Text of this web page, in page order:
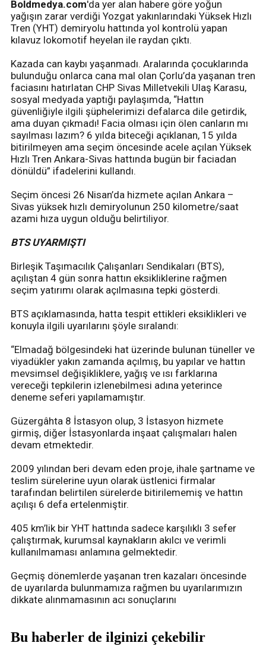
Boldmedya.com'da yer alan habere göre yoğun
yağışın zarar verdiği Yozgat yakınlarındaki Yüksek Hızlı
Tren (YHT) demiryolu hattında yol kontrolü yapan
kılavuz lokomotif heyelan ile raydan çıktı.
Kazada can kaybı yaşanmadı. Aralarında çocuklarında
bulunduğu onlarca cana mal olan Çorlu’da yaşanan tren
faciasını hatırlatan CHP Sivas Milletvekili Ulaş Karasu,
sosyal medyada yaptığı paylaşımda, “Hattın
güvenliğiyle ilgili şüphelerimizi defalarca dile getirdik,
ama duyan çıkmadı! Facia olması için ölen canların mı
sayılması lazım? 6 yılda biteceği açıklanan, 15 yılda
bitirilmeyen ama seçim öncesinde acele açılan Yüksek
Hızlı Tren Ankara-Sivas hattında bugün bir faciadan
dönüldü” ifadelerini kullandı.
Seçim öncesi 26 Nisan’da hizmete açılan Ankara –
Sivas yüksek hızlı demiryolunun 250 kilometre/saat
azami hıza uygun olduğu belirtiliyor.
BTS UYARMIŞTI
Birleşik Taşımacılık Çalışanları Sendikaları (BTS),
açılıştan 4 gün sonra hattın eksikliklerine rağmen
seçim yatırımı olarak açılmasına tepki gösterdi.
BTS açıklamasında, hatta tespit ettikleri eksiklikleri ve
konuyla ilgili uyarılarını şöyle sıralandı:
“Elmadağ bölgesindeki hat üzerinde bulunan tüneller ve
viyadükler yakın zamanda açılmış, bu yapılar ve hattın
mevsimsel değişikliklere, yağış ve ısı farklarına
vereceği tepkilerin izlenebilmesi adına yeterince
deneme seferi yapılamamıştır.
Güzergâhta 8 İstasyon olup, 3 İstasyon hizmete
girmiş, diğer İstasyonlarda inşaat çalışmaları halen
devam etmektedir.
2009 yılından beri devam eden proje, ihale şartname ve
teslim sürelerine uyun olarak üstlenici firmalar
tarafından belirtilen sürelerde bitirilememiş ve hattın
açılışı 6 defa ertelenmiştir.
405 km’lik bir YHT hattında sadece karşılıklı 3 sefer
çalıştırmak, kurumsal kaynakların akılcı ve verimli
kullanılmaması anlamına gelmektedir.
Geçmiş dönemlerde yaşanan tren kazaları öncesinde
de uyarılarda bulunmamıza rağmen bu uyarılarımızın
dikkate alınmamasının acı sonuçlarını
Bu haberler de ilginizi çekebilir